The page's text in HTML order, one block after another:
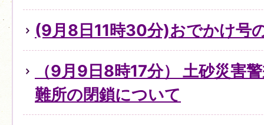
(9月8日11時30分)おでかけ号
（9月9日8時17分） 土砂災害
難所の閉鎖について